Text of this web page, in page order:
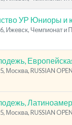
УР Юниоры и
Ижевск, Чемпионат и
Москва, RUSSIAN
Москва, RUSSIAN